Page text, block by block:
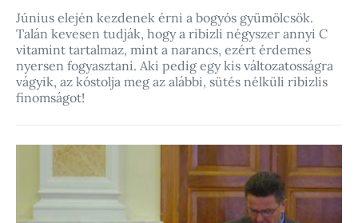
Június elején kezdenek érni a bogyós gyümölcsök.
Talán kevesen tudják, hogy a ribizli négyszer annyi C
vitamint tartalmaz, mint a narancs, ezért érdemes
nyersen fogyasztani. Aki pedig egy kis változatosságra
vágyik, az kóstolja meg az alábbi, sütés nélküli ribizlis
finomságot!